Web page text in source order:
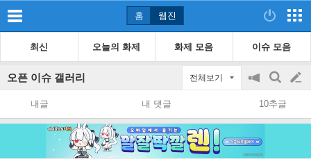
홈 웹진
최신 오늘의 화제 화제 모음 이슈 모음
오픈 이슈 갤러리 전체보기
공
지
on/off
검
색
글
쓰
내글 내 댓글 10추글